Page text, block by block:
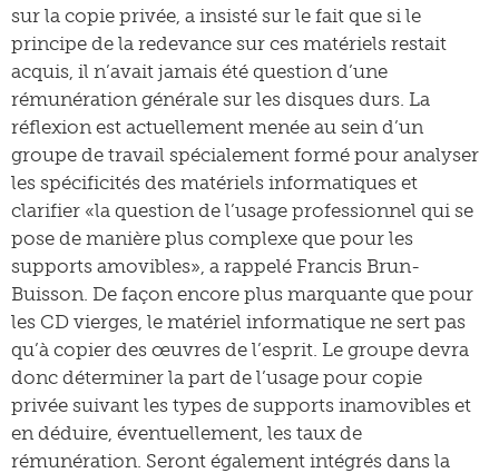
sur la copie privée, a insisté sur le fait que si le
principe de la redevance sur ces matériels restait
acquis, il n’avait jamais été question d’une
rémunération générale sur les disques durs. La
réflexion est actuellement menée au sein d’un
groupe de travail spécialement formé pour analyser
les spécificités des matériels informatiques et
clarifier «la question de l’usage professionnel qui se
pose de manière plus complexe que pour les
supports amovibles», a rappelé Francis Brun-
Buisson. De façon encore plus marquante que pour
les CD vierges, le matériel informatique ne sert pas
qu’à copier des œuvres de l’esprit. Le groupe devra
donc déterminer la part de l’usage pour copie
privée suivant les types de supports inamovibles et
en déduire, éventuellement, les taux de
rémunération. Seront également intégrés dans la